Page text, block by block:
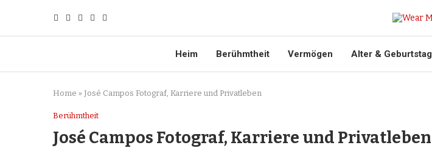
Heim Berühmtheit Vermögen Alter & Geburtstag
Home » José Campos Fotograf, Karriere und Privatleben
Berühmtheit
José Campos Fotograf, Karriere und Privatleben